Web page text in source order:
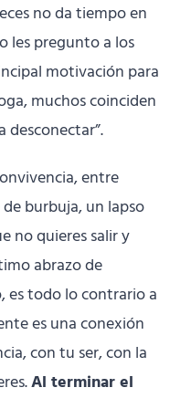
no da tiempo en
les pregunto a los
motivación para
muchos coinciden
desconectar”.
entre
burbuja, un lapso
no quieres salir y
abrazo de
es todo lo contrario a
es una conexión
con tu ser, con la
Al terminar el